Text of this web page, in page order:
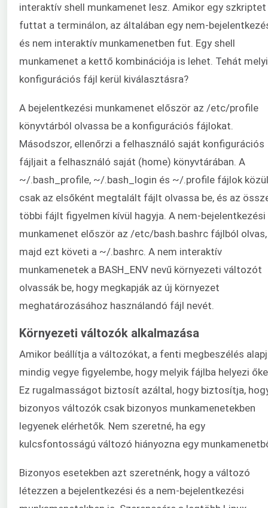
interaktív shell munkamenet lesz. Amikor egy szkriptet
futtat a terminálon, az általában egy nem-
és nem interaktív munkamenetben fut. Egy shell
munkamenet a kettő kombinációja is lehet. Tehát
konfigurációs fájl kerül kiválasztásra?
A bejelentkezési munkamenet először az /etc/profile
könyvtárból olvassa be a konfigurációs fájlokat.
Másodszor, ellenőrzi a felhasználó saját konfigurációs
fájljait a felhasználó saját (home) könyvtárában. A
~/.bash_profile, ~/.bash_login és ~/.profile fájlok közül
csak az elsőként megtalált fájlt olvassa be, és az
többi fájlt figyelmen kívül hagyja. A nem-bejelentkezési
munkamenet először az /etc/bash.bashrc fájlból olvas,
majd ezt követi a ~/.bashrc. A nem interaktív
munkamenetek a BASH_ENV nevű környezeti változót
olvassák be, hogy megkapják az új környezet
meghatározásához használandó fájl nevét.
Környezeti változók alkalmazása
Amikor beállítja a változókat, a fenti megbeszélés
mindig vegye figyelembe, hogy melyik fájlba helyezi
Ez rugalmasságot biztosít azáltal, hogy biztosítja,
bizonyos változók csak bizonyos munkamenetekben
legyenek elérhetők. Nem szeretné, ha egy
kulcsfontosságú változó hiányozna egy
Bizonyos esetekben azt szeretnénk, hogy a változó
létezzen a bejelentkezési és a nem-bejelentkezési